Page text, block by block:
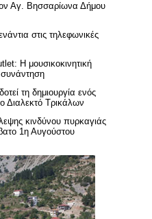
Αγ. Βησσαρίωνα Δήμου
στις τηλεφωνικές
Η μουσικοκινητική
συνάντηση
τη δημιουργία ενός
Διαλεκτό Τρικάλων
κινδύνου πυρκαγιάς
1η Αυγούστου